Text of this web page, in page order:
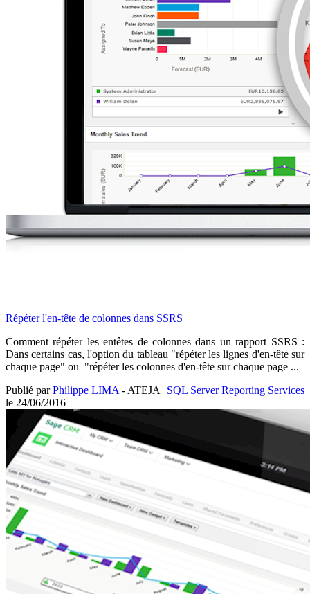
Répéter l'en-tête de colonnes dans SSRS
Comment répéter les entêtes de colonnes dans un rapport SSRS :
Dans certains cas, l'option du tableau "répéter les lignes d'en-tête sur
chaque page" ou "répéter les colonnes d'en-tête sur chaque page ...
SQL Server Reporting Services
Publié parPhilippe LIMA - ATEJA
le 24/06/2016